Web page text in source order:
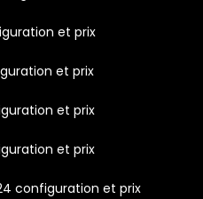
et prix
et prix
et prix
et prix
configuration et prix